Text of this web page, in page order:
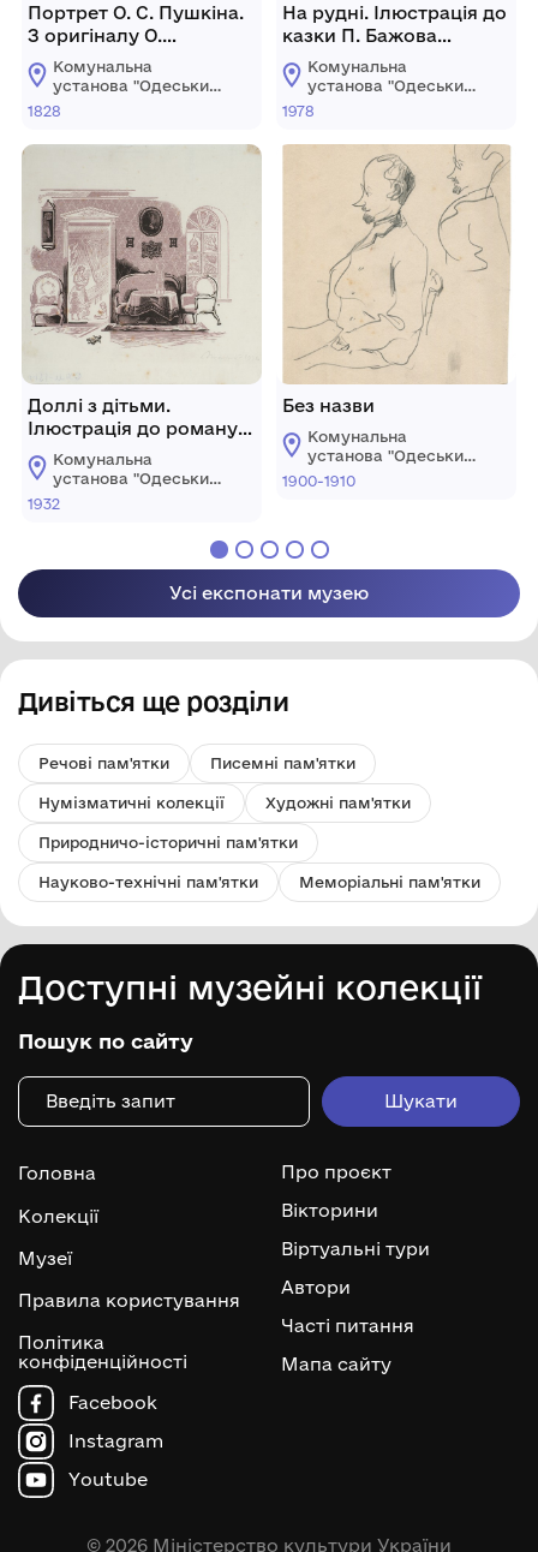
Портрет О. С. Пушкіна.
З оригіналу О.
Кіпренського 1827 року
Комунальна
установа "Одеський
національний
1828
Доллі з дітьми.
Ілюстрація до роману
Л. Толстого «Анна
Кареніна»
Комунальна
установа "Одеський
національний
1932
На рудні. Ілюстрація до
казки П. Бажова
«Господарка Мідної
гори».
Комунальна
установа "Одеський
національний
1978
Без назви
Комунальна
установа "Одеський
національний
1900-1910
Усі експонати музею
Дивіться ще розділи
Речові пам'ятки Писемні пам'ятки
Нумізматичні колекції Художні пам'ятки
Природничо-історичні пам'ятки
Науково-технічні пам'ятки Меморіальні пам'ятки
Доступні музейні колекції
Пошук по сайту
Головна
Колекції
Музеї
Правила користування
Політика
конфіденційності
Про проєкт
Вікторини
Віртуальні тури
Автори
Часті питання
Мапа сайту
Facebook
Instagram
Youtube
© 2026 Міністерство культури України